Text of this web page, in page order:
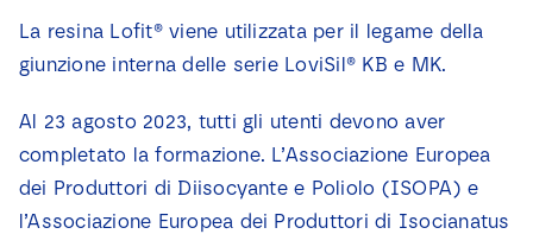
La resina Lofit® viene utilizzata per il legame della
giunzione interna delle serie LoviSil® KB e MK.
Al 23 agosto 2023, tutti gli utenti devono aver
completato la formazione. L’Associazione Europea
dei Produttori di Diisocyante e Poliolo (ISOPA) e
l’Associazione Europea dei Produttori di Isocianatus